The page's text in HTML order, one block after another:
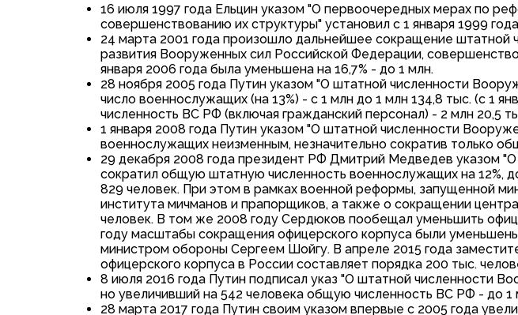
16 июля 1997 года Ельцин указом "О первоочередных мерах по
совершенствованию их структуры" установил с 1 января 1999
24 марта 2001 года произошло дальнейшее сокращение
развития Вооруженных сил Российской Федерации,
января 2006 года была уменьшена на 16,7% - до 1 млн.
28 ноября 2005 года Путин указом "О штатной численности
число военнослужащих (на 13%) - с 1 млн до 1 млн 134,8 тыс. (с 1
численность ВС РФ (включая гражданский персонал) - 2 млн 20,5
1 января 2008 года Путин указом "О штатной численности
военнослужащих неизменным, незначительно сократив только
29 декабря 2008 года президент РФ Дмитрий Медведев указом
сократил общую штатную численность военнослужащих на 12%,
829 человек. При этом в рамках военной реформы, запущенной
института мичманов и прапорщиков, а также о сокращении
человек. В том же 2008 году Сердюков пообещал уменьшить
году масштабы сокращения офицерского корпуса были
министром обороны Сергеем Шойгу. В апреле 2015 года
офицерского корпуса в России составляет порядка 200 тыс.
8 июля 2016 года Путин подписал указ "О штатной численности
но увеличивший на 542 человека общую численность ВС РФ - до 1
28 марта 2017 года Путин своим указом впервые с 2005 года